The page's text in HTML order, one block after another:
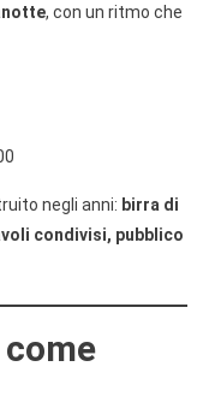
, con un ritmo che
negli anni: birra di
condivisi, pubblico